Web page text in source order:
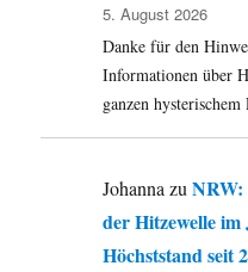
5. August 2026
Danke für den
Informationen über
ganzen hysterischem
Johanna zuNRW:
der Hitzewelle
Höchststand seit